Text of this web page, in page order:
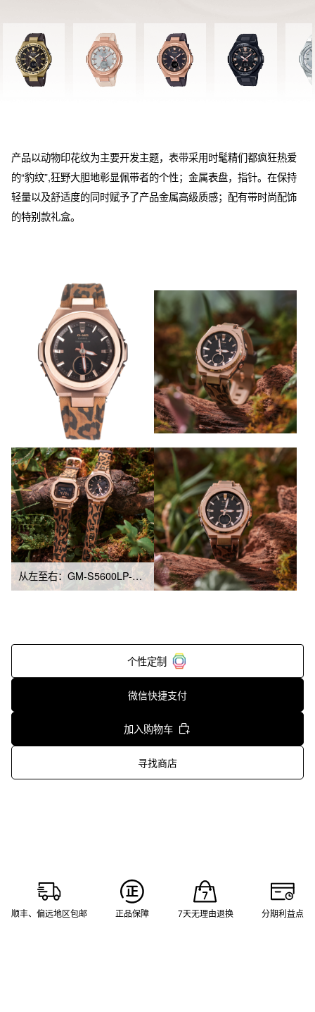
产品以动物印花纹为主要开发主题，表带采用时髦精们都疯狂热爱
的“豹纹”,狂野大胆地彰显佩带者的个性；金属表盘，指针。在保持
轻量以及舒适度的同时赋予了产品金属高级质感；配有带时尚配饰
的特别款礼盒。
从左至右：GM-S5600LP-5、MSG-S200LP-5A
个性定制
微信快捷支付
加入购物车
寻找商店
顺丰、偏远地区包邮 正品保障 7天无理由退换 分期利益点